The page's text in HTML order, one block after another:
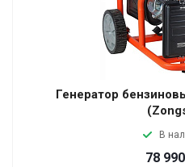
Генератор
В
78